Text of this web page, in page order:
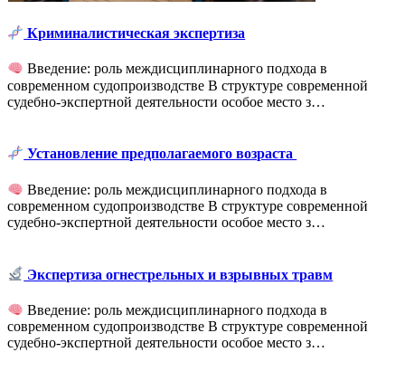
Криминалистическая экспертиза
Введение: роль междисциплинарного подхода в
современном судопроизводстве В структуре современной
судебно-экспертной деятельности особое место з…
Установление предполагаемого возраста
Введение: роль междисциплинарного подхода в
современном судопроизводстве В структуре современной
судебно-экспертной деятельности особое место з…
Экспертиза огнестрельных и взрывных травм
Введение: роль междисциплинарного подхода в
современном судопроизводстве В структуре современной
судебно-экспертной деятельности особое место з…